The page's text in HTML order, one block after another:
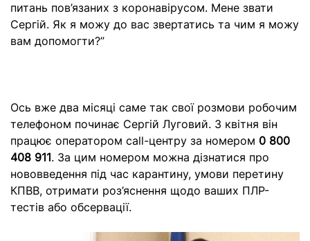
питань пов’язаних з коронавірусом. Мене звати
Сергій. Як я можу до вас звертатись та чим я можу
вам допомогти?”
Ось вже два місяці саме так свої розмови робочим
телефоном починає Сергій Луговий. З квітня він
працює оператором call-центру за номером 0 800
408 911. За цим номером можна дізнатися про
нововведення під час карантину, умови перетину
КПВВ, отримати роз’яснення щодо ваших ПЛР-
тестів або обсервації.